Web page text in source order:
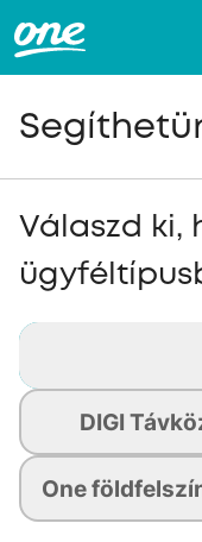
Válaszd ki,
DIGI
One